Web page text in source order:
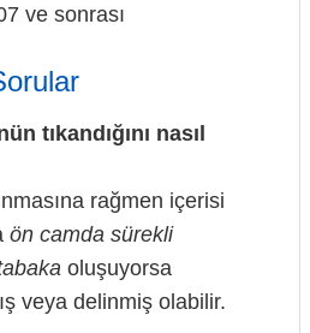
ve sonrası
tıkandığını nasıl
rağmen içerisi
ön camda sürekli
oluşuyorsa
veya delinmiş olabilir.